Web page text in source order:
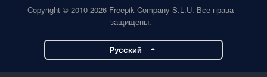
Copyright © 2010-2026 Freepik Company S.L.U. Все права
защищены.
Pусский